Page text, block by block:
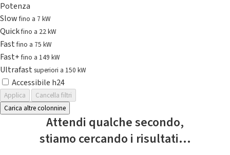
Potenza
Slowfino a 7 kW
Quickfino a 22 kW
Fastfino a 75 kW
Fast+fino a 149 kW
Ultrafast superiori a 150 kW
Accessibile h24
Applica
Cancella filtri
Carica altre colonnine
Attendi qualche secondo,
stiamo cercando i risultati...